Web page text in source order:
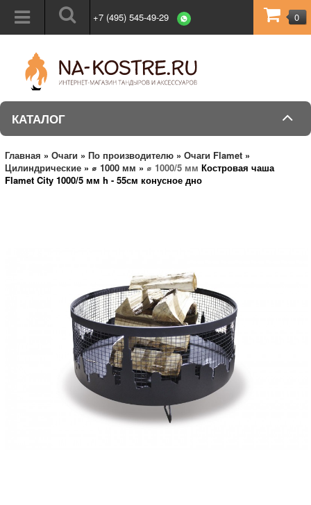
+7 (495) 545-49-29 0
КАТАЛОГ
Главная » Очаги » По производителю » Очаги Flamet »
Цилиндрические » ⌀ 1000 мм » ⌀ 1000/5 мм Костровая чаша
Flamet City 1000/5 мм h - 55см конусное дно